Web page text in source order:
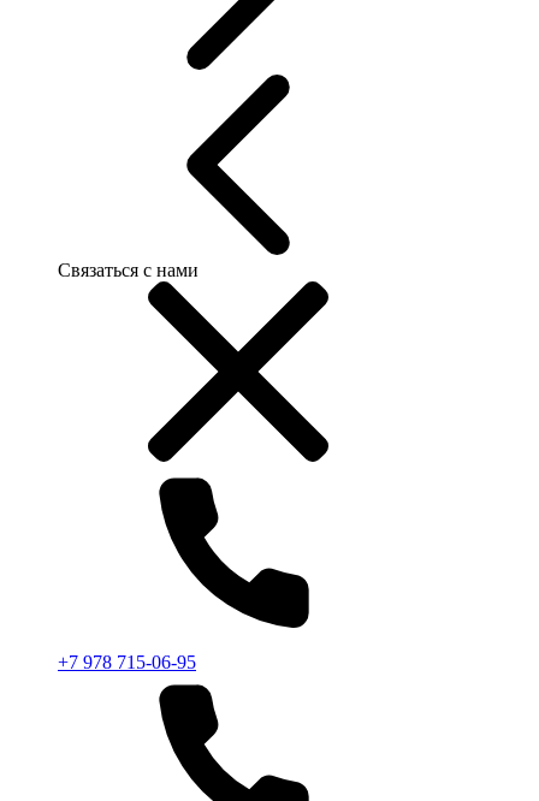
Связаться с нами
+7 978 715-06-95